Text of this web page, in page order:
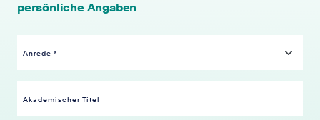
persönliche Angaben